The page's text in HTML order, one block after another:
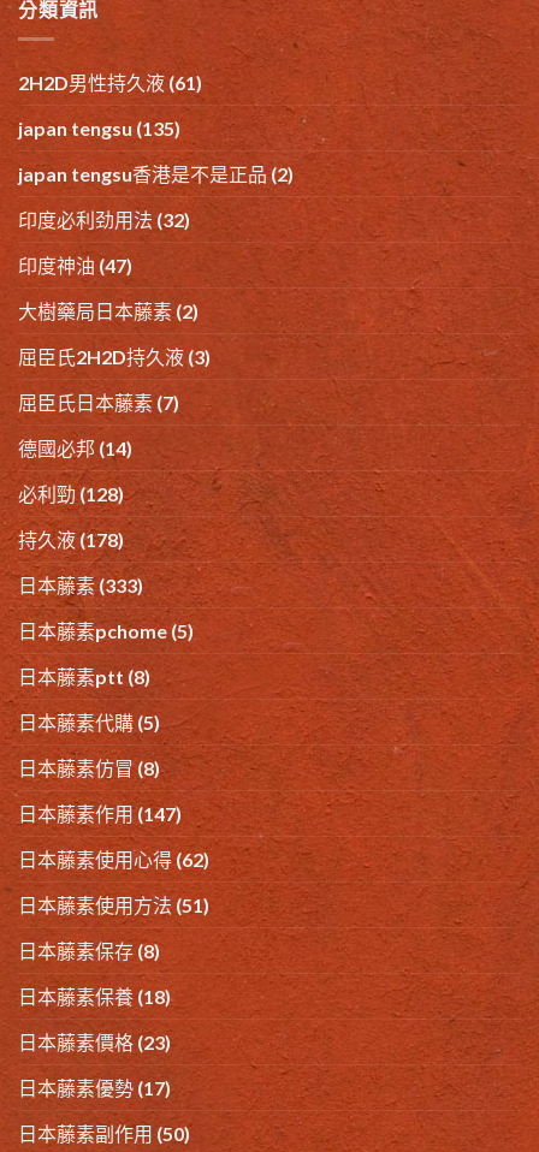
分類資訊
2H2D男性持久液 (61)
japan tengsu (135)
japan tengsu香港是不是正品 (2)
印度必利劲用法 (32)
印度神油 (47)
大樹藥局日本藤素 (2)
屈臣氏2H2D持久液 (3)
屈臣氏日本藤素 (7)
德國必邦 (14)
必利勁 (128)
持久液(178)
日本藤素(333)
日本藤素pchome (5)
日本藤素ptt (8)
日本藤素代購 (5)
日本藤素仿冒 (8)
日本藤素作用(147)
日本藤素使用心得 (62)
日本藤素使用方法 (51)
日本藤素保存 (8)
日本藤素保養 (18)
日本藤素價格 (23)
日本藤素優勢 (17)
日本藤素副作用 (50)